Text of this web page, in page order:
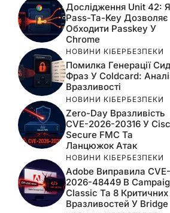
Дослідження Unit 42:
Pass-Ta-Key Дозволяє
Обходити Passkey У
Chrome
НОВИНИ КІБЕРБЕЗПЕКИ
Помилка Генерації
Фраз У Coldcard:
Вразливості
НОВИНИ КІБЕРБЕЗПЕКИ
Zero-Day Вразливість
CVE-2026-20316 У
Secure FMC Та
Ланцюжок Атак
НОВИНИ КІБЕРБЕЗПЕКИ
Adobe Виправила CVE-
2026-48449 В
Classic Та 8 Критичних
Вразливостей У Bridge